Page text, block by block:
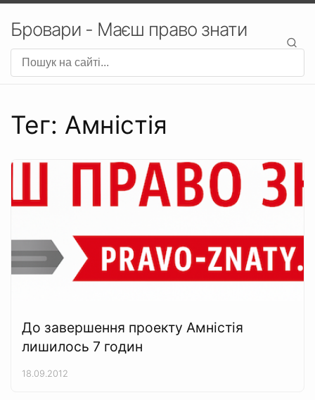
Бровари - Маєш право знати
Тег: Амністія
До завершення проекту Амністія
лишилось 7 годин
18.09.2012